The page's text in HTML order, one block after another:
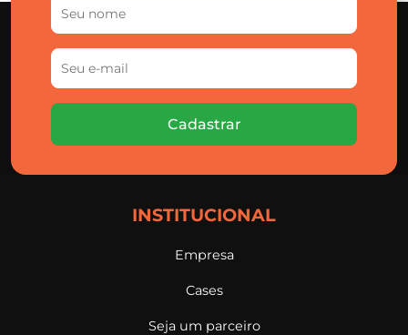
Cadastrar
INSTITUCIONAL
Empresa
Cases
Seja um parceiro